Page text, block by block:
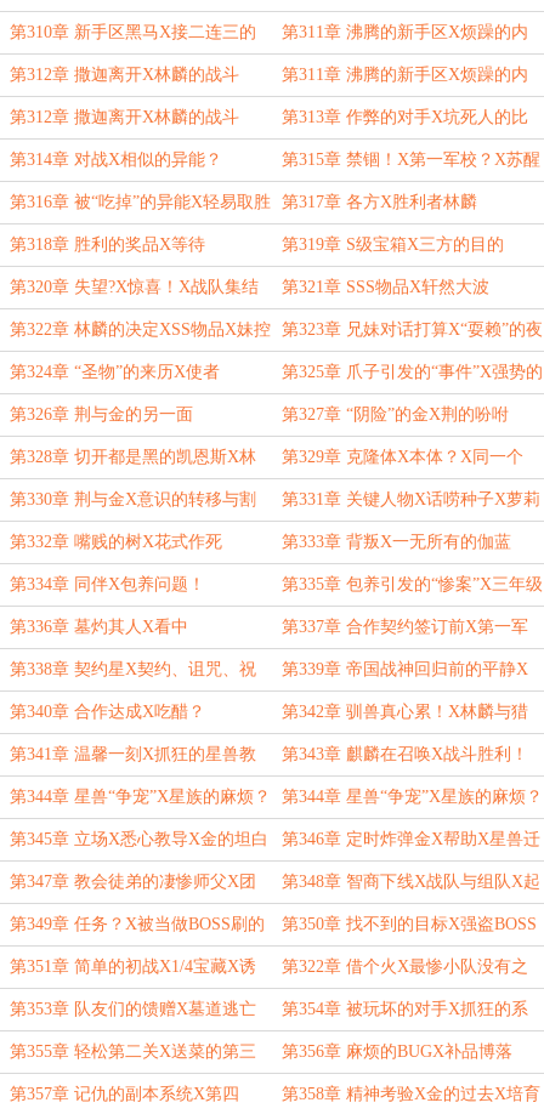
第310章 新手区黑马X接二连三的
战斗
第311章 沸腾的新手区X烦躁的内
特·华锁
第312章 撒迦离开X林麟的战斗 第311章 沸腾的新手区X烦躁的内
特·华锁
第312章 撒迦离开X林麟的战斗 第313章 作弊的对手X坑死人的比
赛？
第314章 对战X相似的异能？ 第315章 禁锢！X第一军校？X苏醒
的野兽
第316章 被“吃掉”的异能X轻易取胜 第317章 各方X胜利者林麟
第318章 胜利的奖品X等待 第319章 S级宝箱X三方的目的
第320章 失望?X惊喜！X战队集结
令
第321章 SSS物品X轩然大波
第322章 林麟的决定XSS物品X妹控
态度
第323章 兄妹对话打算X“耍赖”的夜
拿
第324章 “圣物”的来历X使者 第325章 爪子引发的“事件”X强势的
荆
第326章 荆与金的另一面 第327章 “阴险”的金X荆的吩咐
第328章 切开都是黑的凯恩斯X林
麟的资产
第329章 克隆体X本体？X同一个
人？
第330章 荆与金X意识的转移与割
裂
第331章 关键人物X话唠种子X萝莉
控？
第332章 嘴贱的树X花式作死 第333章 背叛X一无所有的伽蓝
第334章 同伴X包养问题！ 第335章 包养引发的“惨案”X三年级
的墓灼
第336章 墓灼其人X看中 第337章 合作契约签订前X第一军
校X亚伯·亚伦
第338章 契约星X契约、诅咒、祝
福
第339章 帝国战神回归前的平静X
牛皮糖
第340章 合作达成X吃醋？ 第342章 驯兽真心累！X林麟与猎
狩的战斗
第341章 温馨一刻X抓狂的星兽教
程
第343章 麒麟在召唤X战斗胜利！
第344章 星兽“争宠”X星族的麻烦？
X猎狩的教导
第344章 星兽“争宠”X星族的麻烦？
X猎狩的教导
第345章 立场X悉心教导X金的坦白 第346章 定时炸弹金X帮助X星兽迁
徙
第347章 教会徒弟的凄惨师父X团
队训练
第348章 智商下线X战队与组队X起
名问题
第349章 任务？X被当做BOSS刷的
渣队友们
第350章 找不到的目标X强盗BOSS
团X配合
第351章 简单的初战X1/4宝藏X诱
惑陷阱
第322章 借个火X最惨小队没有之
一
第353章 队友们的馈赠X墓道逃亡 第354章 被玩坏的对手X抓狂的系
统
第355章 轻松第二关X送菜的第三
关
第356章 麻烦的BUGX补品博落
第357章 记仇的副本系统X第四 第358章 精神考验X金的过去X培育